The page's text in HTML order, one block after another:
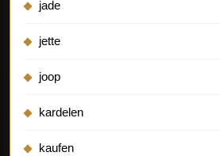
jade
jette
joop
kardelen
kaufen